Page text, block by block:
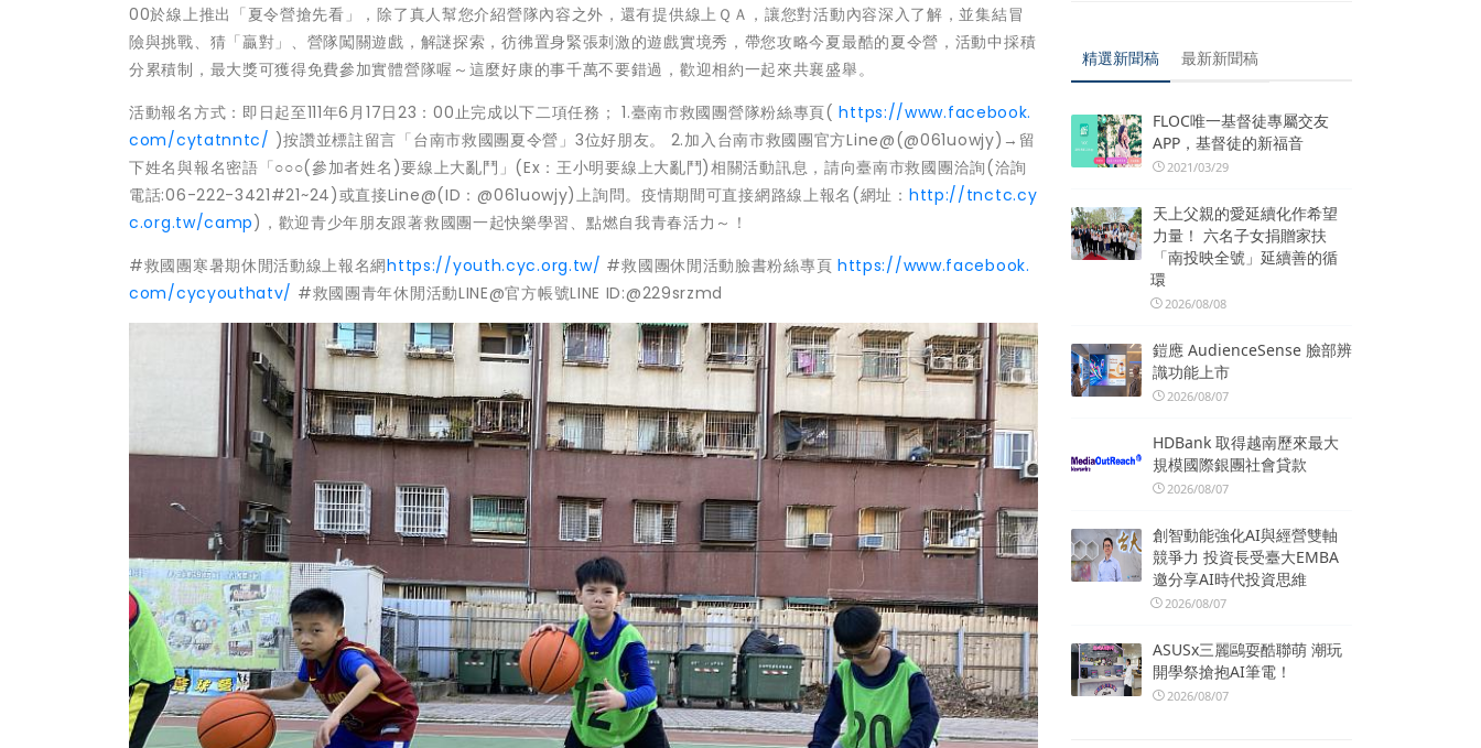
00於線上推出「夏令營搶先看」，除了真人幫您介紹營隊內容之外，還有提供線上ＱＡ，讓您對活動內容深入了解，並集結冒
險與挑戰、猜「贏對」、營隊闖關遊戲，解謎探索，彷彿置身緊張刺激的遊戲實境秀，帶您攻略今夏最酷的夏令營，活動中採積
分累積制，最大獎可獲得免費參加實體營隊喔～這麼好康的事千萬不要錯過，歡迎相約一起來共襄盛舉。
活動報名方式：即日起至111年6月17日23：00止完成以下二項任務； 1.臺南市救國團營隊粉絲專頁(https://www.facebook.
com/cytatnntc/ )按讚並標註留言「台南市救國團夏令營」3位好朋友。 2.加入台南市救國團官方Line@(@061uowjy)→留
下姓名與報名密語「○○○(參加者姓名)要線上大亂鬥」(Ex：王小明要線上大亂鬥)相關活動訊息，請向臺南市救國團洽詢(洽詢
電話:06-222-3421#21~24)或直接Line@(ID：@061uowjy)上詢問。疫情期間可直接網路線上報名(網址： http://tnctc.cy
c.org.tw/camp)，歡迎青少年朋友跟著救國團一起快樂學習、點燃自我青春活力～！
#救國團寒暑期休閒活動線上報名網https://youth.cyc.org.tw/ #救國團休閒活動臉書粉絲專頁 https://www.facebook.
com/cycyouthatv/ #救國團青年休閒活動LINE@官方帳號LINE ID:@229srzmd
精選新聞稿 最新新聞稿
FLOC唯一基督徒專屬交友
APP，基督徒的新福音
2021/03/29
天上父親的愛延續化作希望
力量！ 六名子女捐贈家扶
「南投映全號」延續善的循
環
2026/08/08
鎧應 AudienceSense 臉部辨
識功能上市
2026/08/07
HDBank 取得越南歷來最大
規模國際銀團社會貸款
2026/08/07
創智動能強化AI與經營雙軸
競爭力 投資長受臺大EMBA
邀分享AI時代投資思維
2026/08/07
ASUSx三麗鷗耍酷聯萌 潮玩
開學祭搶抱AI筆電！
2026/08/07